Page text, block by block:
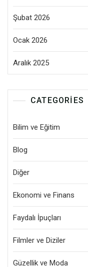
Şubat 2026
Ocak 2026
Aralık 2025
CATEGORIES
Bilim ve Eğitim
Blog
Diğer
Ekonomi ve Finans
Faydalı İpuçları
Filmler ve Diziler
Güzellik ve Moda